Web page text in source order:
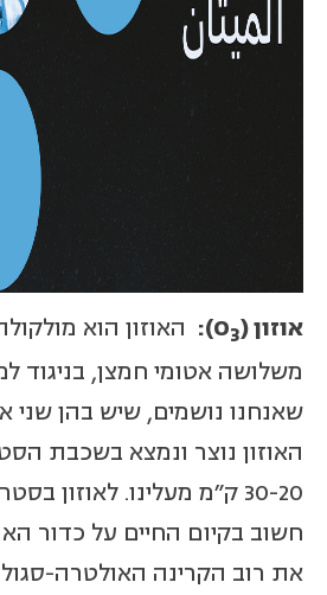
אוזון ( O3
): האוזון הוא
משלושה אטומי חמצן, בניגוד
שאנחנו נושמים, שיש בהן שני
האוזון נוצר ונמצא בשכבת
30-20 ק"מ מעלינו. לאוזון
חשוב בקיום החיים על כדור